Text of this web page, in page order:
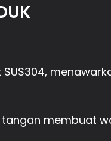
membuat